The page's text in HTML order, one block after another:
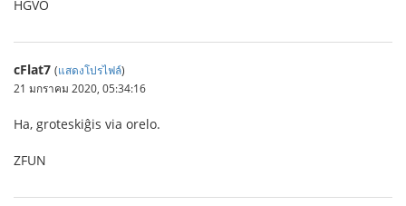
HGVO
cFlat7 (แสดงโปรไฟล์)
21 มกราคม 2020, 05:34:16
Ha, groteskiĝis via orelo.
ZFUN